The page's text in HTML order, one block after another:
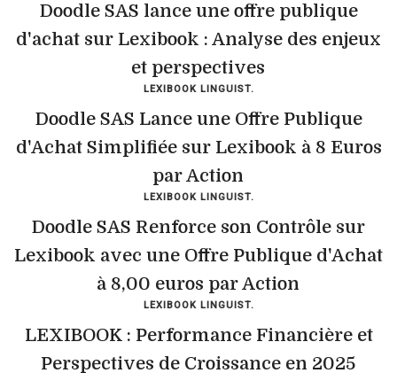
Doodle SAS lance une offre publique
d'achat sur Lexibook : Analyse des enjeux
et perspectives
LEXIBOOK LINGUIST.
Doodle SAS Lance une Offre Publique
d'Achat Simplifiée sur Lexibook à 8 Euros
par Action
LEXIBOOK LINGUIST.
Doodle SAS Renforce son Contrôle sur
Lexibook avec une Offre Publique d'Achat
à 8,00 euros par Action
LEXIBOOK LINGUIST.
LEXIBOOK : Performance Financière et
Perspectives de Croissance en 2025